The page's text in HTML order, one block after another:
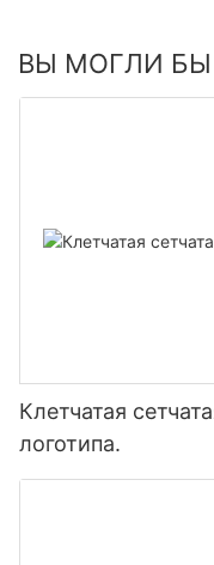
ВЫ МОГЛИ БЫ
Клетчатая
логотипа.